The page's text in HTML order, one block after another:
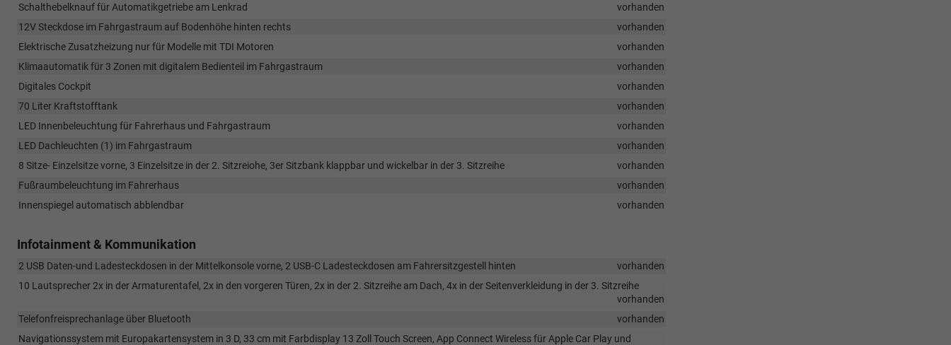
Schalthebelknauf für Automatikgetriebe am Lenkrad
vorhanden
12V Steckdose im Fahrgastraum auf Bodenhöhe hinten rechts
vorhanden
Elektrische Zusatzheizung nur für Modelle mit TDI Motoren
vorhanden
Klimaautomatik für 3 Zonen mit digitalem Bedienteil im Fahrgastraum
vorhanden
Digitales Cockpit
vorhanden
70 Liter Kraftstofftank
vorhanden
LED Innenbeleuchtung für Fahrerhaus und Fahrgastraum
vorhanden
LED Dachleuchten (1) im Fahrgastraum
vorhanden
8 Sitze- Einzelsitze vorne, 3 Einzelsitze in der 2. Sitzreiohe, 3er Sitzbank klappbar und wickelbar in der 3. Sitzreihe
vorhanden
Fußraumbeleuchtung im Fahrerhaus
vorhanden
Innenspiegel automatisch abblendbar
vorhanden
Infotainment & Kommunikation
2 USB Daten-und Ladesteckdosen in der Mittelkonsole vorne, 2 USB-C Ladesteckdosen am Fahrersitzgestell hinten
vorhanden
10 Lautsprecher 2x in der Armaturentafel, 2x in den vorgeren Türen, 2x in der 2. Sitzreihe am Dach, 4x in der Seitenverkleidung in der 3. Sitzreihe
vorhanden
Telefonfreisprechanlage über Bluetooth
vorhanden
Navigationssystem mit Europakartensystem in 3 D, 33 cm mit Farbdisplay 13 Zoll Touch Screen, App Connect Wireless für Apple Car Play und